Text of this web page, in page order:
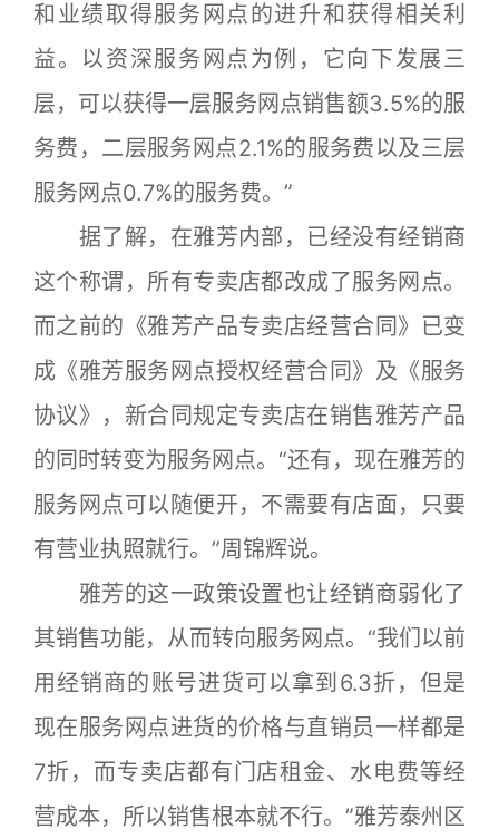
和业绩取得服务网点的进升和获得相关利
益。以资深服务网点为例，它向下发展三
层，可以获得一层服务网点销售额3.5%的服
务费，二层服务网点2.1%的服务费以及三层
服务网点0.7%的服务费。”
据了解，在雅芳内部，已经没有经销商
这个称谓，所有专卖店都改成了服务网点。
而之前的《雅芳产品专卖店经营合同》已变
成《雅芳服务网点授权经营合同》及《服务
协议》，新合同规定专卖店在销售雅芳产品
的同时转变为服务网点。“还有，现在雅芳的
服务网点可以随便开，不需要有店面，只要
有营业执照就行。”周锦辉说。
雅芳的这一政策设置也让经销商弱化了
其销售功能，从而转向服务网点。“我们以前
用经销商的账号进货可以拿到6.3折，但是
现在服务网点进货的价格与直销员一样都是
7折，而专卖店都有门店租金、水电费等经
营成本，所以销售根本就不行。”雅芳泰州区